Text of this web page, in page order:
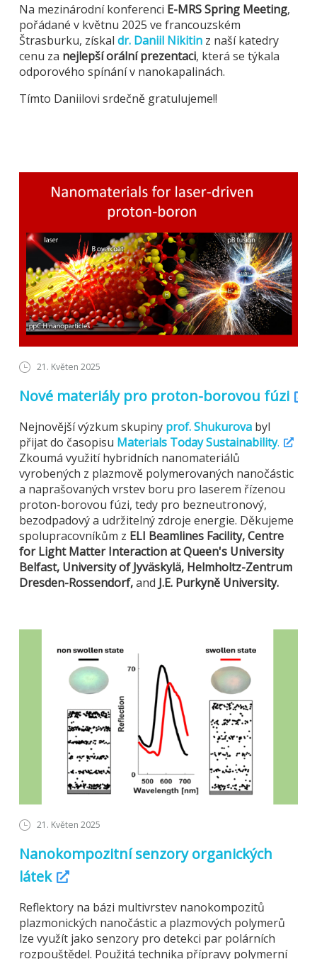
Na mezinárodní konferenci E-MRS Spring Meeting,
pořádané v květnu 2025 ve francouzském
Štrasburku, získal dr. Daniil Nikitinz naší katedry
cenu za nejlepší orální prezentaci, která se týkala
odporového spínání v nanokapalinách.
Tímto Daniilovi srdečně gratulujeme!!
21. Květen 2025
Nové materiály pro proton-borovou fúzi
Nejnovější výzkum skupiny prof. Shukurovabyl
přijat do časopisu Materials Today Sustainability.
Zkoumá využití hybridních nanomateriálů
vyrobených z plazmově polymerovaných nanočástic
a naprašovaných vrstev boru pro laserem řízenou
proton-borovou fúzi, tedy pro bezneutronový,
bezodpadový a udržitelný zdroje energie. Děkujeme
spolupracovníkům z ELI Beamlines Facility, Centre
for Light Matter Interaction at Queen's University
Belfast, University of Jyväskylä, Helmholtz-Zentrum
Dresden-Rossendorf,and J.E. Purkyně University.
21. Květen 2025
Nanokompozitní senzory organických
látek
Reflektory na bázi multivrstev nanokompozitů
plazmonických nanočástic a plazmových polymerů
lze využít jako senzory pro detekci par polárních
rozpouštědel. Použitá technika přípravy polymerní